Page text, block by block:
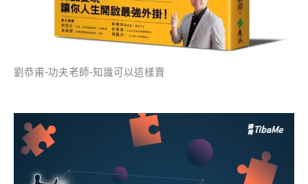
劉恭甫-功夫老師-知識可以這樣賣